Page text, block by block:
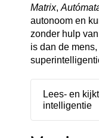
Matrix,
autonoom en
zonder hulp
is dan de
Lees- en
intelligentie